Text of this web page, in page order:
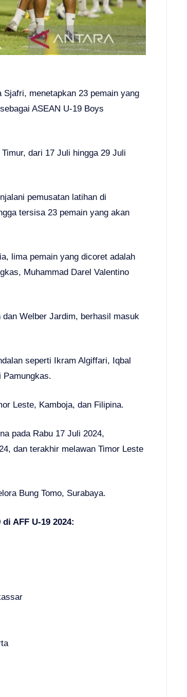
menetapkan 23 pemain yang
ASEAN U-19 Boys
dari 17 Juli hingga 29 Juli
pemusatan latihan di
tersisa 23 pemain yang akan
lima pemain yang dicoret adalah
Muhammad Darel Valentino
Welber Jardim, berhasil masuk
seperti Ikram Algiffari, Iqbal
Pamungkas.
Leste, Kamboja, dan Filipina.
pada Rabu 17 Juli 2024,
dan terakhir melawan Timor Leste
Bung Tomo, Surabaya.
AFF U-19 2024: